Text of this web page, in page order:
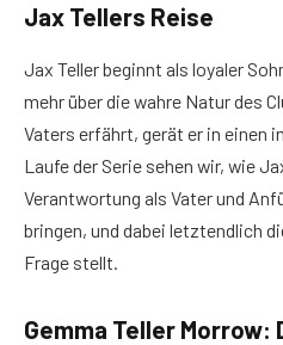
Jax Tellers Reise
Jax Teller beginnt als loyaler
mehr über die wahre Natur des
Vaters erfährt, gerät er in einen
Laufe der Serie sehen wir, wie
Verantwortung als Vater und
bringen, und dabei letztendlich
Frage stellt.
Gemma Teller Morrow: